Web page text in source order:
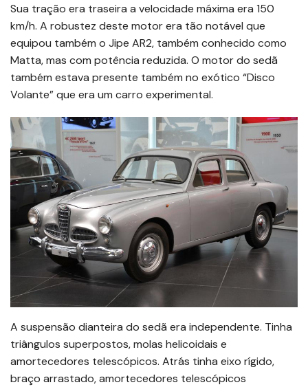
Sua tração era traseira a velocidade máxima era 150
km/h. A robustez deste motor era tão notável que
equipou também o Jipe AR2, também conhecido como
Matta, mas com potência reduzida. O motor do sedã
também estava presente também no exótico “Disco
Volante” que era um carro experimental.
A suspensão dianteira do sedã era independente. Tinha
triângulos superpostos, molas helicoidais e
amortecedores telescópicos. Atrás tinha eixo rígido,
braço arrastado, amortecedores telescópicos